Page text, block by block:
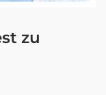
zu